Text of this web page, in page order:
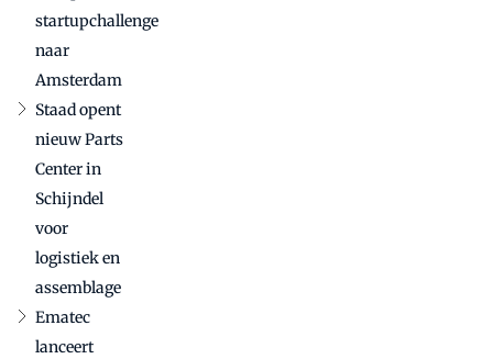
startupchallenge
naar
Amsterdam
Staad opent
nieuw Parts
Center in
Schijndel
voor
logistiek en
assemblage
Ematec
lanceert